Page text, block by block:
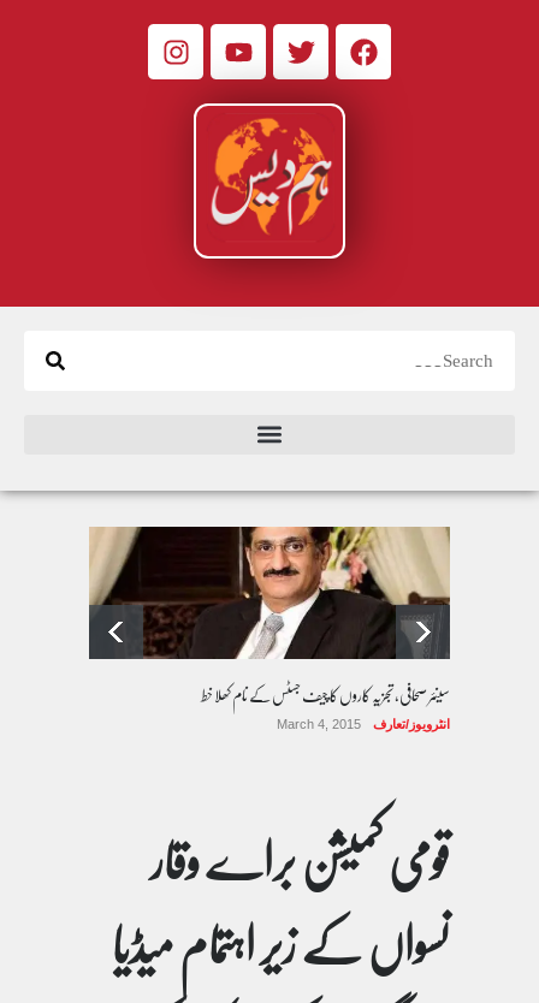
سینئر صحافی، تجزیہ کاروں کا چیف جسٹس کے نام کھلا خط
انٹرویوز/تعارف March 4, 2015
قومی کمیشن براے وقار
نسواں کے زیر اہتمام میڈیا